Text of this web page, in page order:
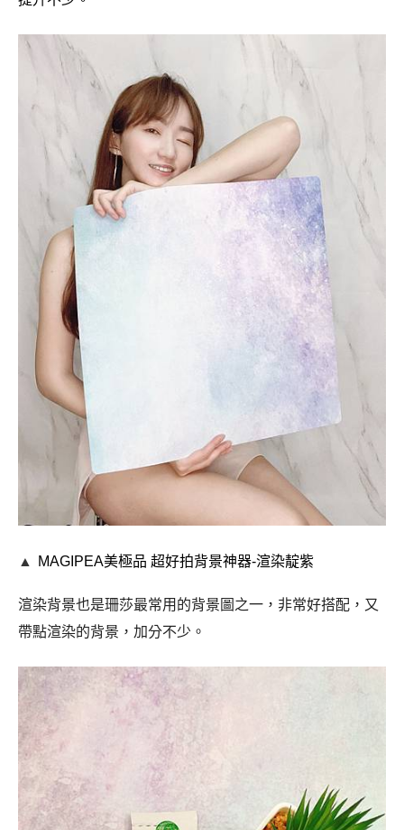
▲ MAGIPEA美極品 超好拍背景神器-渲染靛紫
渲染背景也是珊莎最常用的背景圖之一，非常好搭配，又
帶點渲染的背景，加分不少。